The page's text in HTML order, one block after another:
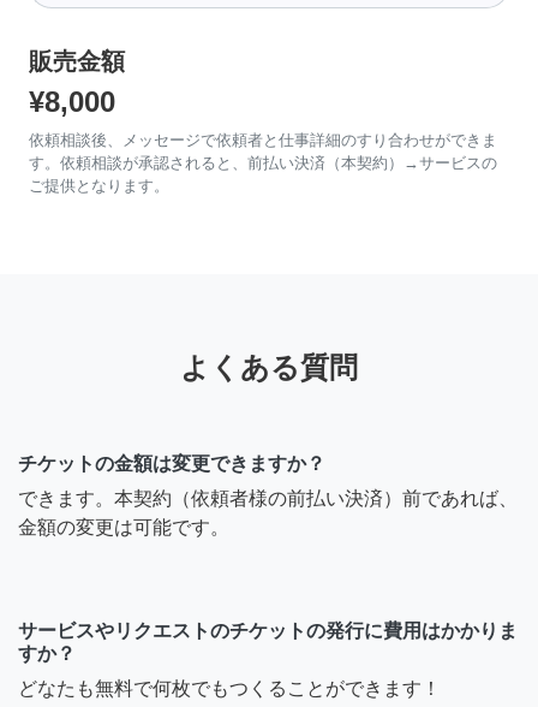
販売金額
¥8,000
依頼相談後、メッセージで依頼者と仕事詳細のすり合わせができま
す。依頼相談が承認されると、前払い決済（本契約）→サービスの
ご提供となります。
よくある質問
チケットの金額は変更できますか？
できます。本契約（依頼者様の前払い決済）前であれば、
金額の変更は可能です。
サービスやリクエストのチケットの発行に費用はかかりま
すか？
どなたも無料で何枚でもつくることができます！